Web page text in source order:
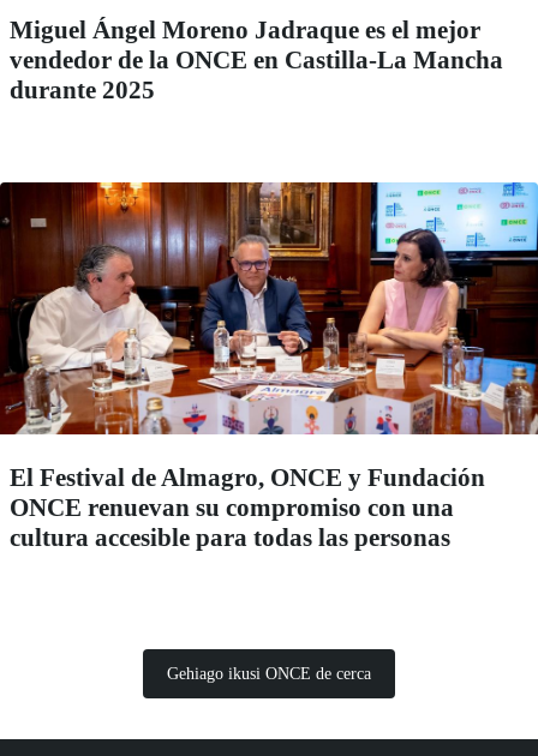
Miguel Ángel Moreno Jadraque es el mejor
vendedor de la ONCE en Castilla-La Mancha
durante 2025
El Festival de Almagro, ONCE y Fundación
ONCE renuevan su compromiso con una
cultura accesible para todas las personas
Gehiago ikusi ONCE de cerca